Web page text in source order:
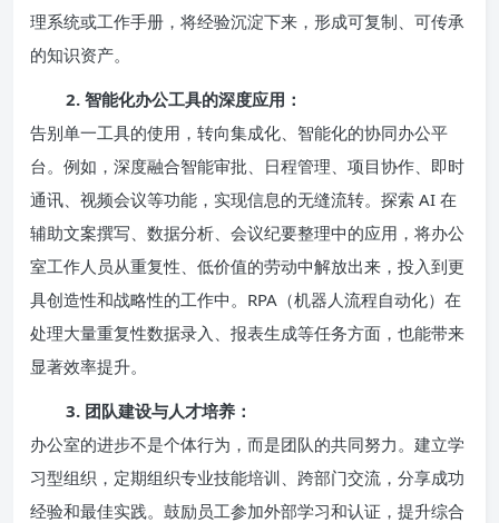
理系统或工作手册，将经验沉淀下来，形成可复制、可传承
的知识资产。
2. 智能化办公工具的深度应用：
告别单一工具的使用，转向集成化、智能化的协同办公平
台。例如，深度融合智能审批、日程管理、项目协作、即时
通讯、视频会议等功能，实现信息的无缝流转。探索 AI 在
辅助文案撰写、数据分析、会议纪要整理中的应用，将办公
室工作人员从重复性、低价值的劳动中解放出来，投入到更
具创造性和战略性的工作中。RPA（机器人流程自动化）在
处理大量重复性数据录入、报表生成等任务方面，也能带来
显著效率提升。
3. 团队建设与人才培养：
办公室的进步不是个体行为，而是团队的共同努力。建立学
习型组织，定期组织专业技能培训、跨部门交流，分享成功
经验和最佳实践。鼓励员工参加外部学习和认证，提升综合